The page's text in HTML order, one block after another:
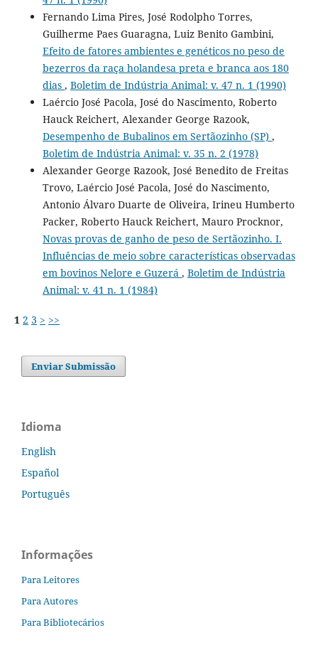
Fernando Lima Pires, José Rodolpho Torres,
Guilherme Paes Guaragna, Luiz Benito Gambini,
Efeito de fatores ambientes e genéticos no peso de
bezerros da raça holandesa preta e branca aos 180
dias , Boletim de Indústria Animal: v. 47 n. 1 (1990)
Laércio José Pacola, José do Nascimento, Roberto
Hauck Reichert, Alexander George Razook,
Desempenho de Bubalinos em Sertãozinho (SP) ,
Boletim de Indústria Animal: v. 35 n. 2 (1978)
Alexander George Razook, José Benedito de Freitas
Trovo, Laércio José Pacola, José do Nascimento,
Antonio Álvaro Duarte de Oliveira, Irineu Humberto
Packer, Roberto Hauck Reichert, Mauro Procknor,
Novas provas de ganho de peso de Sertãozinho. I.
Influências de meio sobre características observadas
em bovinos Nelore e Guzerá , Boletim de Indústria
Animal: v. 41 n. 1 (1984)
1 2 3 > >>
Enviar Submissão
Idioma
English
Español
Português
Informações
Para Leitores
Para Autores
Para Bibliotecários